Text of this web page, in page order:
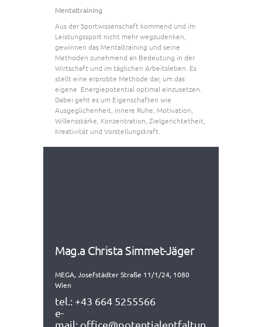
Mentaltraining
Aus der Sportwissenschaft kommend und im
Leistungssport nicht mehr wegzudenken,
gewinnen das Mentaltraining und seine
Methoden zunehmend an Bedeutung in der
Wirtschaft und im täglichen Arbeitsleben. Es
stellt eine erprobte Methode dar, um das
eigene Energiepotential optimal einzusetzen.
Dabei geht es um Eigenschaften wie
Ausgeglichenheit, innere Ruhe, Motivation,
Willensstärke, Konzentration, Zielgerichtetheit,
Kreativität und Vorstellungskraft.
Mag.a Christa Simmet-Jäger
MEGA, Josefstädter Straße 11/1/24, 1080
Wien
tel.: +43 664 5255566
e-
mail: office@potentialentfaltun